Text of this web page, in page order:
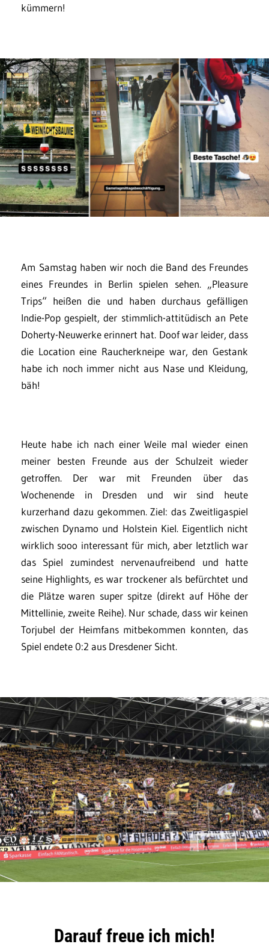
kümmern!
Am Samstag haben wir noch die Band des Freundes
eines Freundes in Berlin spielen sehen. „Pleasure
Trips“ heißen die und haben durchaus gefälligen
Indie-Pop gespielt, der stimmlich-attitüdisch an Pete
Doherty-Neuwerke erinnert hat. Doof war leider, dass
die Location eine Raucherkneipe war, den Gestank
habe ich noch immer nicht aus Nase und Kleidung,
bäh!
Heute habe ich nach einer Weile mal wieder einen
meiner besten Freunde aus der Schulzeit wieder
getroffen. Der war mit Freunden über das
Wochenende in Dresden und wir sind heute
kurzerhand dazu gekommen. Ziel: das Zweitligaspiel
zwischen Dynamo und Holstein Kiel. Eigentlich nicht
wirklich sooo interessant für mich, aber letztlich war
das Spiel zumindest nervenaufreibend und hatte
seine Highlights, es war trockener als befürchtet und
die Plätze waren super spitze (direkt auf Höhe der
Mittellinie, zweite Reihe). Nur schade, dass wir keinen
Torjubel der Heimfans mitbekommen konnten, das
Spiel endete 0:2 aus Dresdener Sicht.
Darauf freue ich mich!